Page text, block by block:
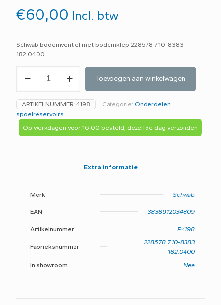
€60,00 Incl. btw
Schwab bodemventiel met bodemklep 228578 710-8383
182.0400
bodemventiel
bodemklep
228578
710-
8383
Toevoegen aan winkelwagen
ARTIKELNUMMER: 4198 Categorie: Onderdelen
spoelreservoirs
Op werkdagen voor 16:00 besteld, dezelfde dag verzonden
Extra informatie
Merk Schwab
EAN 3838912034809
Artikelnummer P4198
Fabrieksnummer
228578 710-8383
182.0400
In showroom
Nee